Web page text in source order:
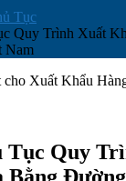
Tục
Quy Trình Xuất
Nam
Tục Quy
Bằng